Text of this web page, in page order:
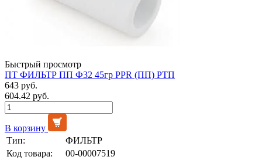
Быстрый просмотр
ПТ ФИЛЬТР ПП Ф32 45гр PPR (ПП) РТП
643 руб.
604.42 руб.
В корзину
Тип:
ФИЛЬТР
Код товара:
00-00007519